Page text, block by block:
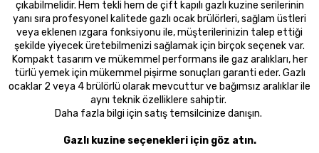
çıkabilmelidir. Hem tekli hem de çift kapılı gazlı kuzine serilerinin
yanı sıra profesyonel kalitede gazlı ocak brülörleri, sağlam üstleri
veya eklenen ızgara fonksiyonu ile, müşterilerinizin talep ettiği
şekilde yiyecek üretebilmenizi sağlamak için birçok seçenek var.
Kompakt tasarım ve mükemmel performans ile gaz aralıkları, her
türlü yemek için mükemmel pişirme sonuçları garanti eder. Gazlı
ocaklar 2 veya 4 brülörlü olarak mevcuttur ve bağımsız aralıklar ile
aynı teknik özelliklere sahiptir.
Daha fazla bilgi için satış temsilcinize danışın.
Gazlı kuzine seçenekleri için göz atın.